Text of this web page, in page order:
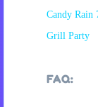
Candy Rain
Grill Party
FAQ: